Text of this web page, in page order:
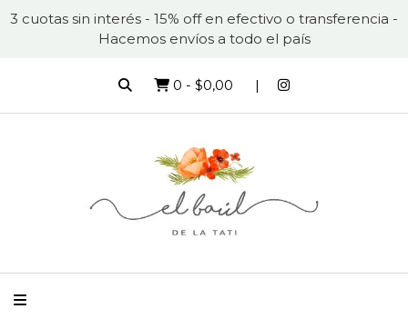
3 cuotas sin interés - 15% off en efectivo o transferencia -
Hacemos envíos a todo el país
0 - $0,00